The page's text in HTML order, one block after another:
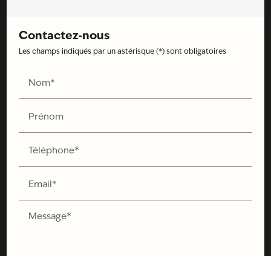
Contactez-nous
Les champs indiqués par un astérisque (*) sont obligatoires
Nom*
Prénom
Téléphone*
Email*
Message*